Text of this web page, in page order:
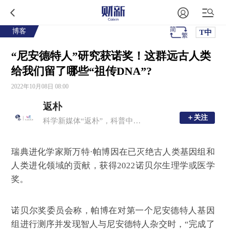
博客 T中
“尼安德特人”研究获诺奖！这群远古人类
给我们留了哪些“祖传DNA”?
2022年10月08日 08:00
返朴
科学新媒体“返朴”，科普中国子品牌，倡导“溯源守拙，问学求新”。 ＋关注
＋关注
瑞典进化学家斯万特·帕博因在已灭绝古人类基因组和
人类进化领域的贡献，获得2022诺贝尔生理学或医学
奖。
诺贝尔奖委员会称，帕博在对第一个尼安德特人基因
组进行测序并发现智人与尼安德特人杂交时，“完成了